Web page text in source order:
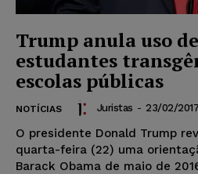
Trump anula uso
estudantes
escolas públicas
NOTÍCIAS Juristas - 23/02/
O presidente Donald Trump
quarta-feira (22) uma
Barack Obama de maio de